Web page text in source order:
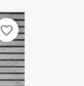
favorite_border